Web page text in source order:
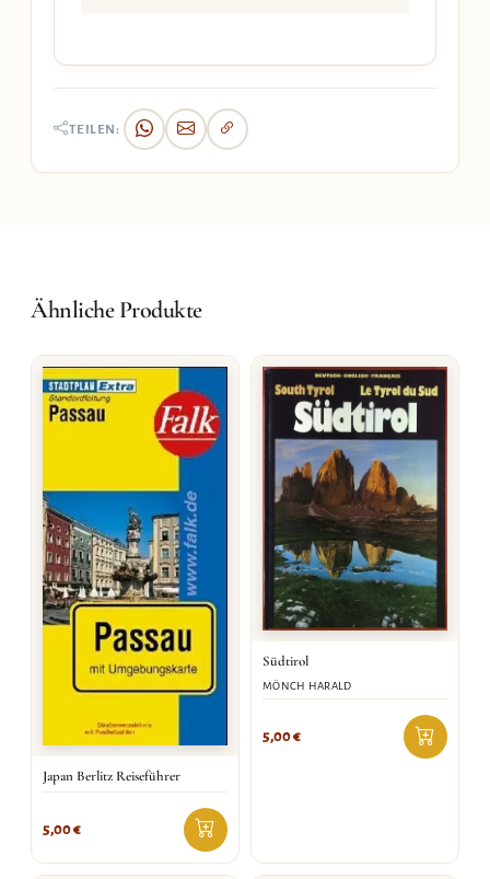
TEILEN:
Ähnliche Produkte
Japan Berlitz Reiseführer
5,00€
Südtirol
MÖNCH HARALD
5,00€